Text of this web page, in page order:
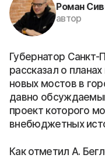
Роман
автор
Губернатор Санкт-
рассказал о
новых мостов в
давно
проект которого
внебюджетных
Как отметил А.